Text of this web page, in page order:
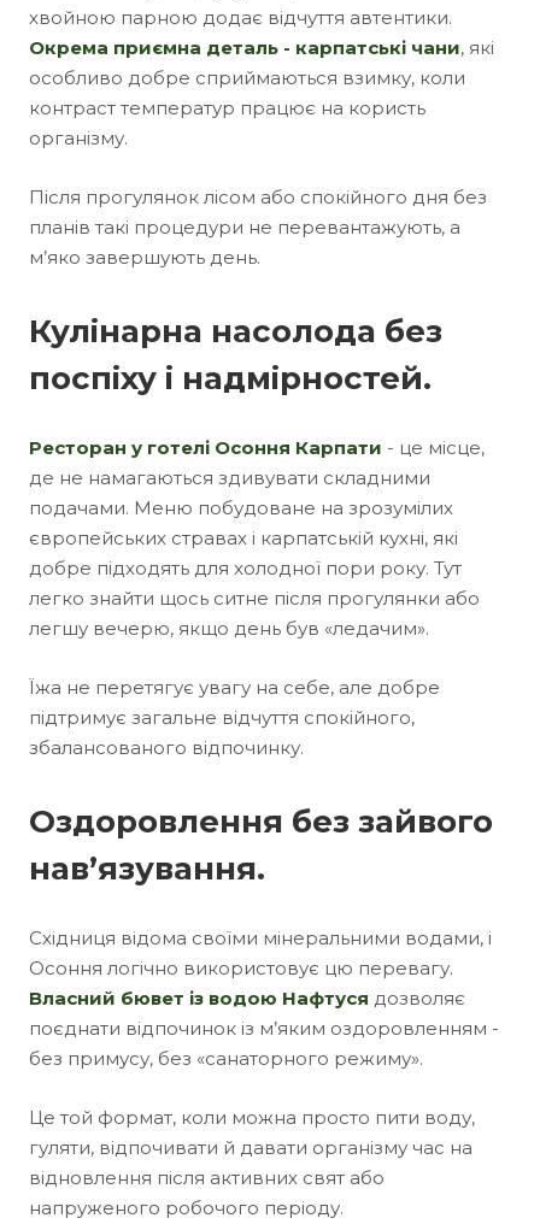
хвойною парною додає відчуття автентики.
Окрема приємна деталь - карпатські чани, які
особливо добре сприймаються взимку, коли
контраст температур працює на користь
організму.
Після прогулянок лісом або спокійного дня без
планів такі процедури не перевантажують, а
м’яко завершують день.
Кулінарна насолода без
поспіху і надмірностей.
Ресторан у готелі Осоння Карпати - це місце,
де не намагаються здивувати складними
подачами. Меню побудоване на зрозумілих
європейських стравах і карпатській кухні, які
добре підходять для холодної пори року. Тут
легко знайти щось ситне після прогулянки або
легшу вечерю, якщо день був «ледачим».
Їжа не перетягує увагу на себе, але добре
підтримує загальне відчуття спокійного,
збалансованого відпочинку.
Оздоровлення без зайвого
нав’язування.
Східниця відома своїми мінеральними водами, і
Осоння логічно використовує цю перевагу.
Власний бювет із водою Нафтуся дозволяє
поєднати відпочинок із м’яким оздоровленням -
без примусу, без «санаторного режиму».
Це той формат, коли можна просто пити воду,
гуляти, відпочивати й давати організму час на
відновлення після активних свят або
напруженого робочого періоду.